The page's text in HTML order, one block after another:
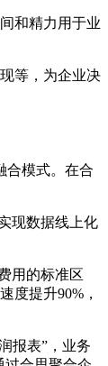
和精力用于业
等，为企业决
合模式。在合
现数据线上化
用的标准区
度提升90%，
报表”，业务